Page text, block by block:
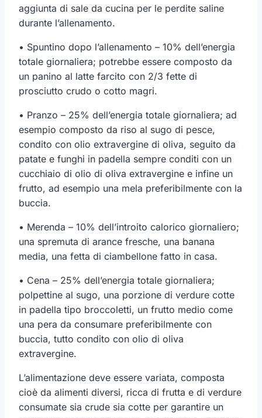
aggiunta di sale da cucina per le perdite saline
durante l’allenamento.
• Spuntino dopo l’allenamento – 10% dell’energia
totale giornaliera; potrebbe essere composto da
un panino al latte farcito con 2/3 fette di
prosciutto crudo o cotto magri.
• Pranzo – 25% dell’energia totale giornaliera; ad
esempio composto da riso al sugo di pesce,
condito con olio extravergine di oliva, seguito da
patate e funghi in padella sempre conditi con un
cucchiaio di olio di oliva extravergine e infine un
frutto, ad esempio una mela preferibilmente con la
buccia.
• Merenda – 10% dell’introito calorico giornaliero;
una spremuta di arance fresche, una banana
media, una fetta di ciambellone fatto in casa.
• Cena – 25% dell’energia totale giornaliera;
polpettine al sugo, una porzione di verdure cotte
in padella tipo broccoletti, un frutto medio come
una pera da consumare preferibilmente con
buccia, tutto condito con olio di oliva
extravergine.
L’alimentazione deve essere variata, composta
cioè da alimenti diversi, ricca di frutta e di verdure
consumate sia crude sia cotte per garantire un